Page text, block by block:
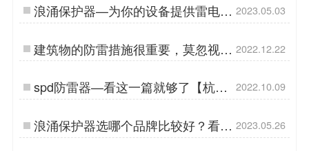
浪涌保护器—为你的设备提供雷电防
护-易造防雷…
2023.05.03
建筑物的防雷措施很重要，莫忽视
【易造防雷】…
2022.12.22
spd防雷器—看这一篇就够了【杭州
易造】…
2022.10.09
浪涌保护器选哪个品牌比较好？看完
你就知道了-易造防雷…
2023.05.26